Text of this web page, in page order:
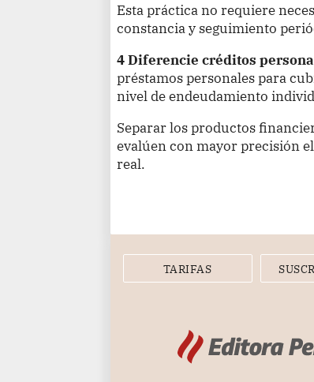
Esta práctica no requiere
constancia y seguimiento
4 Diferencie créditos
préstamos personales para
nivel de endeudamiento
Separar los productos
evalúen con mayor precisión
real.
TARIFAS